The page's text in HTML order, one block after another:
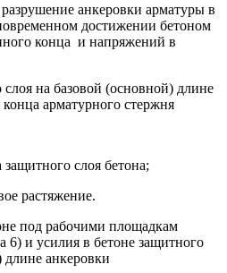
анкеровки арматуры в
достижении бетоном
конца и напряжений в
на базовой (основной) длине
арматурного стержня
слоя бетона;
растяжение.
под рабочими площадкам
6) и усилия в бетоне защитного
длине анкеровки